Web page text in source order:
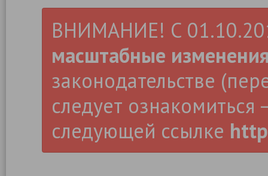
ВНИМАНИЕ! С
масштабные
законодательстве
следует ознакомиться
следующей ссылке